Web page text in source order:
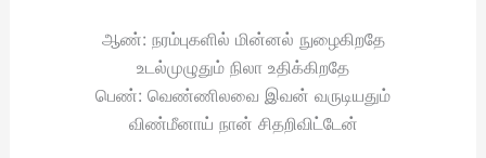
ஆண்: நரம்புகளில் மின்னல் நுழைகிறதே
உடல்முழுதும் நிலா உதிக்கிறதே
பெண்: வெண்ணிலவை இவன் வருடியதும்
விண்மீனாய் நான் சிதறிவிட்டேன்